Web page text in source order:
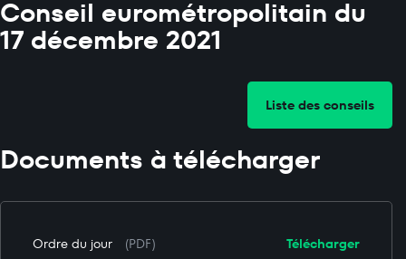
Conseil eurométropolitain du
17 décembre 2021
Liste des conseils
Documents à télécharger
Télécharger
Ordre du jour (PDF)